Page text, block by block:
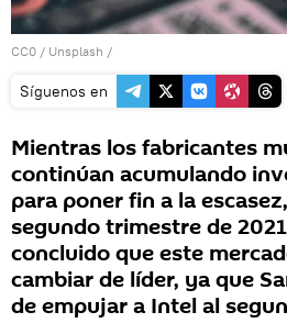
CC0 / Unsplash /
Síguenos en
Mientras los fabricantes
continúan acumulando
para poner fin a la
segundo trimestre de
concluido que este
cambiar de líder, ya que
de empujar a Intel al